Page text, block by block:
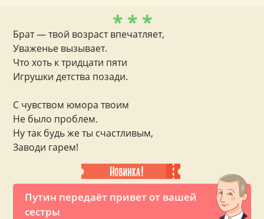
Путин передаёт привет от вашей
сестры
* * *
Брат — твой возраст впечатляет,
Уваженье вызывает.
Что хоть к тридцати пяти
Игрушки детства позади.
С чувством юмора твоим
Не было проблем.
Ну так будь же ты счастливым,
Заводи гарем!